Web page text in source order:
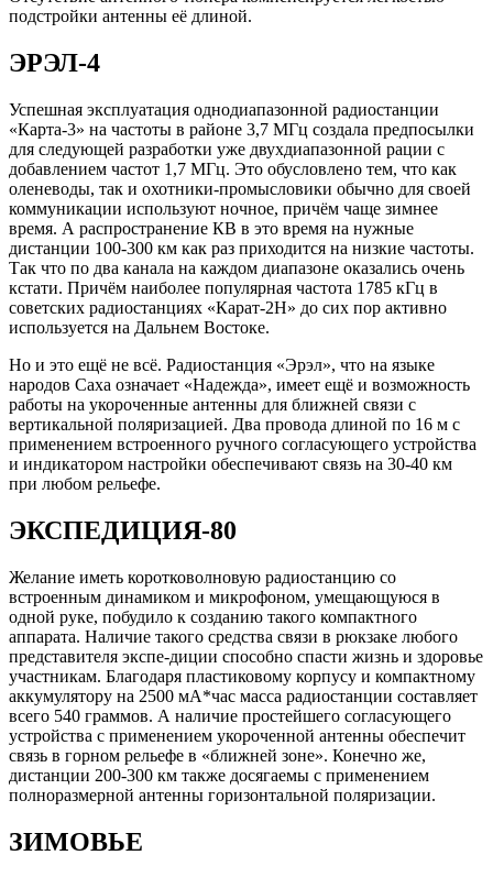
подстройки антенны её длиной.
ЭРЭЛ-4
Успешная эксплуатация однодиапазонной радиостанции
«Карта-3» на частоты в районе 3,7 МГц создала предпосылки
для следующей разработки уже двухдиапазонной рации с
добавлением частот 1,7 МГц. Это обусловлено тем, что как
оленеводы, так и охотники-промысловики обычно для своей
коммуникации используют ночное, причём чаще зимнее
время. А распространение КВ в это время на нужные
дистанции 100-300 км как раз приходится на низкие частоты.
Так что по два канала на каждом диапазоне оказались очень
кстати. Причём наиболее популярная частота 1785 кГц в
советских радиостанциях «Карат-2Н» до сих пор активно
используется на Дальнем Востоке.
Но и это ещё не всё. Радиостанция «Эрэл», что на языке
народов Саха означает «Надежда», имеет ещё и возможность
работы на укороченные антенны для ближней связи с
вертикальной поляризацией. Два провода длиной по 16 м с
применением встроенного ручного согласующего устройства
и индикатором настройки обеспечивают связь на 30-40 км
при любом рельефе.
ЭКСПЕДИЦИЯ-80
Желание иметь коротковолновую радиостанцию со
встроенным динамиком и микрофоном, умещающуюся в
одной руке, побудило к созданию такого компактного
аппарата. Наличие такого средства связи в рюкзаке любого
представителя экспе-диции способно спасти жизнь и здоровье
участникам. Благодаря пластиковому корпусу и компактному
аккумулятору на 2500 мА*час масса радиостанции составляет
всего 540 граммов. А наличие простейшего согласующего
устройства с применением укороченной антенны обеспечит
связь в горном рельефе в «ближней зоне». Конечно же,
дистанции 200-300 км также досягаемы с применением
полноразмерной антенны горизонтальной поляризации.
ЗИМОВЬЕ